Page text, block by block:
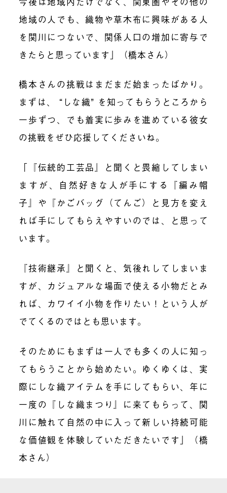
地域の人でも、織物や草木布に興味がある人
を関川につないで、関係人口の増加に寄与で
きたらと思っています」（橋本さん）
橋本さんの挑戦はまだまだ始まったばかり。
まずは、 “しな織” を知ってもらうところから
一歩ずつ、でも着実に歩みを進めている彼女
の挑戦をぜひ応援してくださいね。
「『伝統的工芸品』と聞くと畏縮してしまい
ますが、自然好きな人が手にする『編み帽
子』や『かごバッグ（てんご）と見方を変え
れば手にしてもらえやすいのでは、と思って
います。
『技術継承』と聞くと、気後れしてしまいま
すが、カジュアルな場面で使える小物だとみ
れば、カワイイ小物を作りたい！という人が
でてくるのではとも思います。
そのためにもまずは一人でも多くの人に知っ
てもらうことから始めたい。ゆくゆくは、実
際にしな織アイテムを手にしてもらい、年に
一度の『しな織まつり』に来てもらって、関
川に触れて自然の中に入って新しい持続可能
な価値観を体験していただきたいです」（橋
本さん）